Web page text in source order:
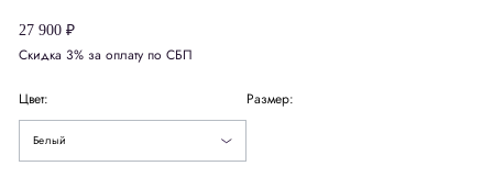
27 900 ₽
Скидка 3% за оплату по СБП
Цвет:
Белый
Размер: